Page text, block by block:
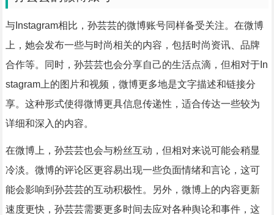
与Instagram相比，孙芸芸的微博账号同样备受关注。在微博
上，她会发布一些与时尚相关的内容，包括时尚资讯、品牌
合作等。同时，孙芸芸也会分享自己的生活点滴，但相对于In
stagram上的图片和视频，微博更多地是文字描述和链接分
享。这种形式使得微博更具信息传递性，适合传达一些较为
详细和深入的内容。
在微博上，孙芸芸也会与粉丝互动，但相对来说可能会稍显
冷淡。微博的评论区更容易出现一些负面情绪和言论，这可
能会影响到孙芸芸的互动积极性。另外，微博上的内容更新
速度更快，孙芸芸需要更多时间去应对各种舆论和事件，这